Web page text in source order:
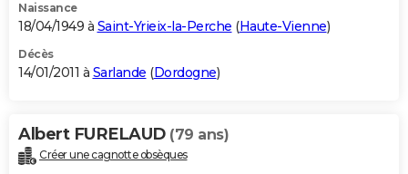
Naissance
18/04/1949 à Saint-Yrieix-la-Perche (Haute-Vienne)
Décès
14/01/2011 à Sarlande (Dordogne)
Albert FURELAUD (79 ans)
Créer une cagnotte obsèques